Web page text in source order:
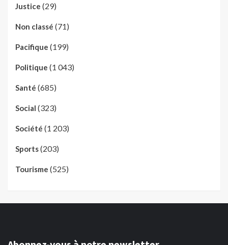
Justice (29)
Non classé (71)
Pacifique (199)
Politique (1 043)
Santé (685)
Social (323)
Société (1 203)
Sports(203)
Tourisme (525)